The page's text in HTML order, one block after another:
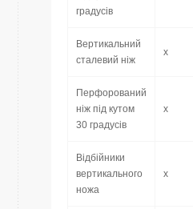
градусів
Вертикальний
сталевий ніж
x
Перфорований
ніж під кутом
30 градусів
x
Відбійники
вертикального
ножа
x